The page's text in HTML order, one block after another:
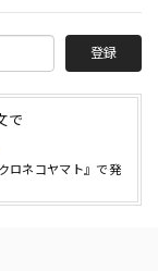
登録
で
ロネコヤマト』で発